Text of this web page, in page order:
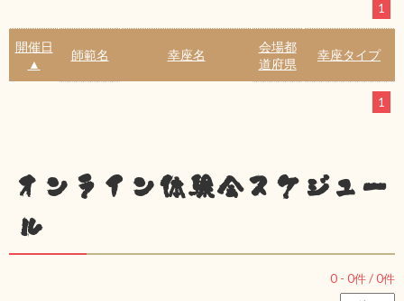
1
開催日
▲
師範名 幸座名
会場都
道府県
幸座タイプ
1
オンライン体験会スケジュー
ル
0 - 0件 /0件